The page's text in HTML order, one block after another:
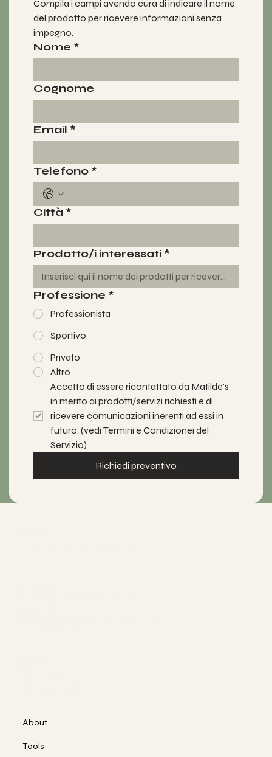
Compila i campi avendo cura di indicare il nome
del prodotto per ricevere informazioni senza
impegno.
Nome *
Cognome
Email *
Telefono *
Città *
Prodotto/i interessati *
Professione *
Professionista
Sportivo
Privato
Altro
Accetto di essere ricontattato da Matilde's
in merito ai prodotti/servizi richiesti e di
ricevere comunicazioni inerenti ad essi in
futuro. (vedi Termini e Condizionei del
Servizio)
Richiedi preventivo
About
Tools